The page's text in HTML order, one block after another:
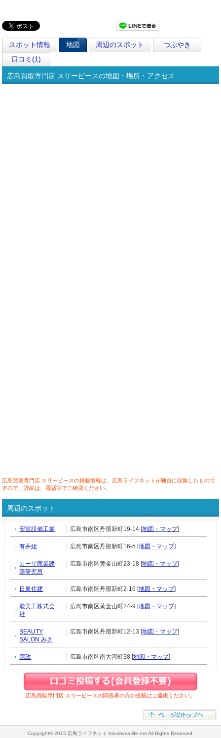
スポット情報 地図 周辺のスポット
つぶやき
口コミ(1)
広島買取専門店 スリーピースの地図・場所・アクセス
広島買取専門店 スリーピースの掲載情報は、広島ライフネットが独自に収集したもので
すので、詳細は、電話等でご確認ください。
周辺のスポット
安芸設備工業 広島市南区丹那新町19-14 [地図・マップ]
有井組 広島市南区丹那新町16-5 [地図・マップ]
カーサ商業建
築研究所
広島市南区黄金山町23-18 [地図・マップ]
日東住建 広島市南区丹那新町2-16 [地図・マップ]
能美工株式会
社
広島市南区黄金山町24-9 [地図・マップ]
BEAUTY
SALON みさ
広島市南区丹那新町12-13 [地図・マップ]
宗政 広島市南区南大河町38 [地図・マップ]
広島買取専門店 スリーピースの関係者の方の投稿はご遠慮ください。
Copyright© 2015 広島ライフネット hiroshima-life.net All Rights Reserved.